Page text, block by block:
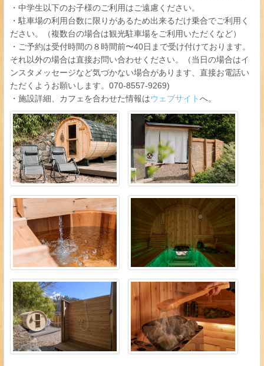
・中学生以下のお子様のご利用はご遠慮ください。
・駐車場の利用台数に限りがあるため出来るだけ乗合でご利用く
ださい。（複数台の場合は観光駐車場をご利用いただくなど）
・ご予約は受付時間の８時間前〜40日まで受け付けております。
それ以外の場合は直接お問い合わせください。（当日の場合はイ
ンスタメッセージなど気づかない場合があります、直接お電話い
ただくようお願いします。070-8557-9269)
・施設詳細、カフェを合わせた情報はウェブサイトへ。